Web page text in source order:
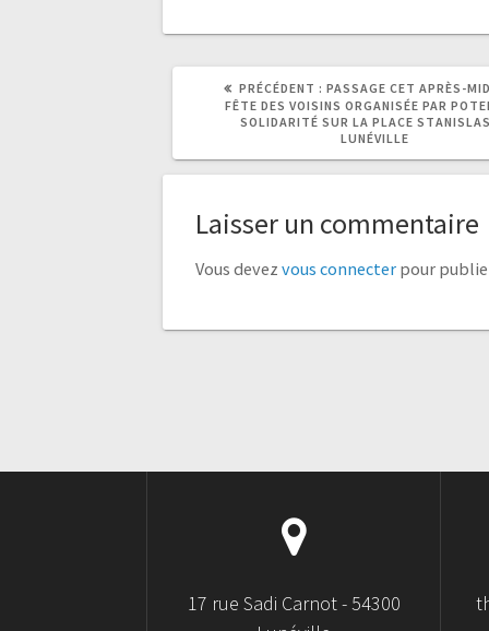
PRÉCÉDENT :
ARTICLE
PRÉCÉDENT
PASSAGE CET APRÈS-
FÊTE DES VOISINS ORGANISÉE PAR
SOLIDARITÉ SUR LA PLACE
LUNÉVILLE
ARTICLE
Laisser un commentaire
Vous devezvous connecter pour
17 rue Sadi Carnot - 54300